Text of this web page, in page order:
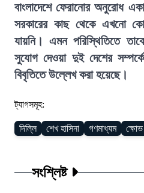
বাংলাদেশে ফেরানোর অনুরোধ
সরকারের কাছ থেকে এখনো
যায়নি। এমন পরিস্থিতিতে
সুযোগ দেওয়া দুই দেশের
বিবৃতিতে উল্লেখ করা হয়েছে।
ট্যাগসমূহ:
দিল্লি শেখ হাসিনা গণমাধ্যম ক্ষোভ
সংশ্লিষ্ট